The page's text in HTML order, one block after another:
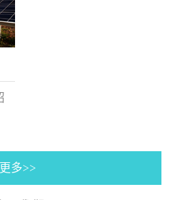
孔同心；熔断器装入箱体
后，熔断器支架壳外表皮
更多>>